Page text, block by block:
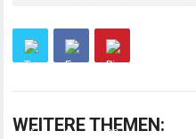
WEITERE THEMEN: